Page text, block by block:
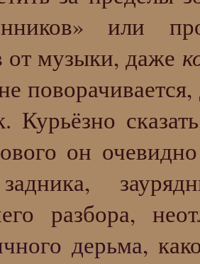
или
от музыки, даже
Курьёзно
он
разбора,
дерьма,